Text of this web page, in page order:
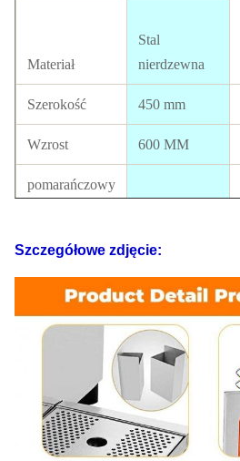
Materiał
Stal
nierdzewna
Szerokość 450 mm
Wzrost 600 MM
pomarańczowy
Wielkość
paczki
460*460*610
MM
Elektryka
Standard
110 V-220 V,
50-60 Hz
GW 47 kg
Ładowanie
Szczegółowe zdjęcie: